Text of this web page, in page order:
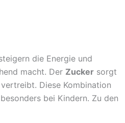
die Energie und
macht. Der Zucker sorgt
Diese Kombination
bei Kindern. Zu den